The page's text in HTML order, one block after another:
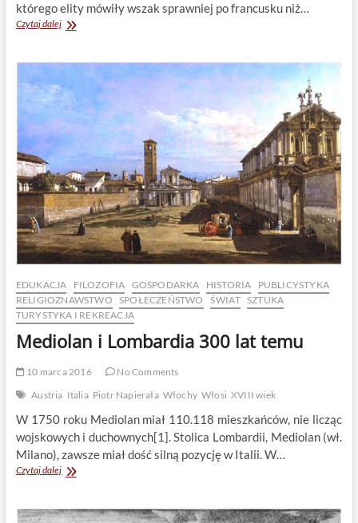
którego elity mówiły wszak sprawniej po francusku niż…
Czytaj dalejNicea
temu
EDUKACJA FILOZOFIA GOSPODARKA HISTORIA
PUBLICYSTYKA
RELIGIOZNAWSTWO SPOŁECZEŃSTWO ŚWIAT SZTUKA
TURYSTYKA I REKREACJA
Mediolan i Lombardia 300 lat temu
10 marca 2016
No Comments
Austria Italia Piotr Napierała Włochy Włosi XVIII wiek
W 1750 roku Mediolan miał 110.118 mieszkańców, nie licząc
wojskowych i duchownych[1]. Stolica Lombardii, Mediolan (wł.
Milano), zawsze miał dość silną pozycję w Italii. W…
Czytaj dalejMediolan
300